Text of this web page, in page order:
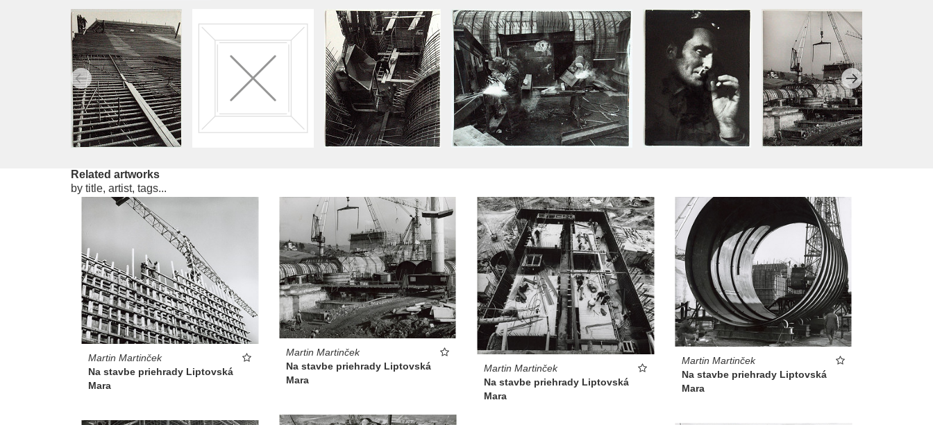
Related artworks
by title, artist, tags...
Martin Martinček
Na stavbe priehrady Liptovská
Mara
Martin Martinček
Na stavbe priehrady Liptovská
Mara
Martin Martinček
Na stavbe priehrady Liptovská
Mara
Martin Martinček
Na stavbe priehrady Liptovská
Mara